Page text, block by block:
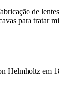
de
para tratar
Helmholtz em